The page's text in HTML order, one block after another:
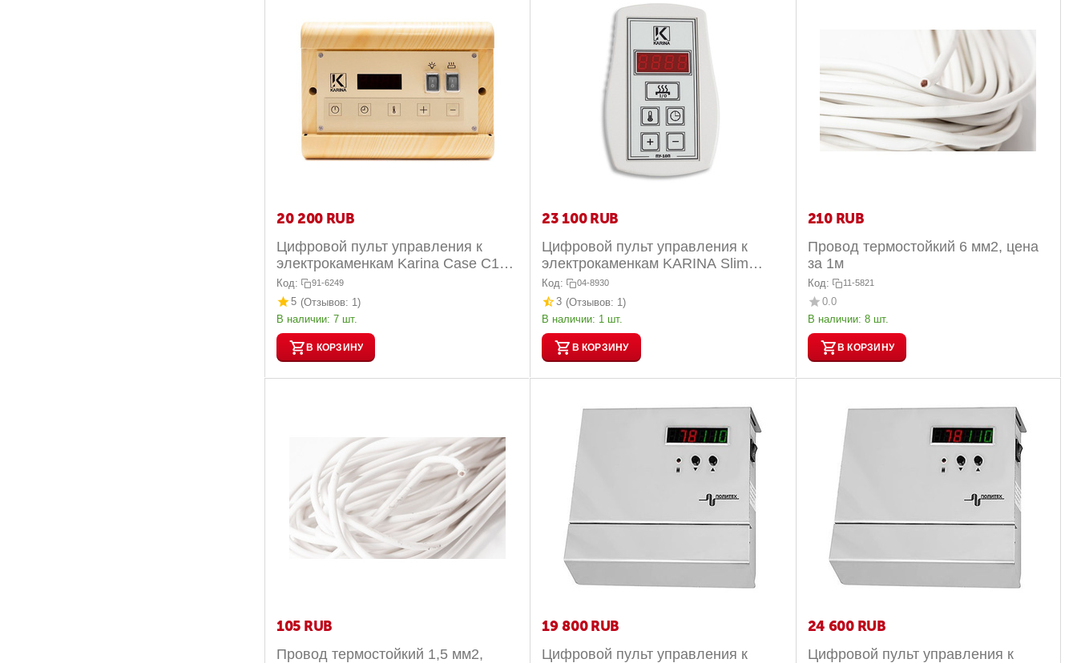
20 200 RUB
Цифровой пульт управления к
электрокаменкам Karina Case C15
Wood до 15 кВт
Код: 91-6249
5 (Отзывов: 1)
В наличии: 7 шт.
В КОРЗИНУ
23 100 RUB
Цифровой пульт управления к
электрокаменкам KARINA Slim
CS18 до 18 кВт
Код: 04-8930
3 (Отзывов: 1)
В наличии: 1 шт.
В КОРЗИНУ
‍210‍ RUB
Провод термостойкий 6 мм2, цена
за 1м
Код: 11-5821
0.0
В наличии: 8 шт.
В КОРЗИНУ
‍105‍ RUB
Провод термостойкий 1,5 мм2,
19 800 RUB
Цифровой пульт управления к
24 600 RUB
Цифровой пульт управления к